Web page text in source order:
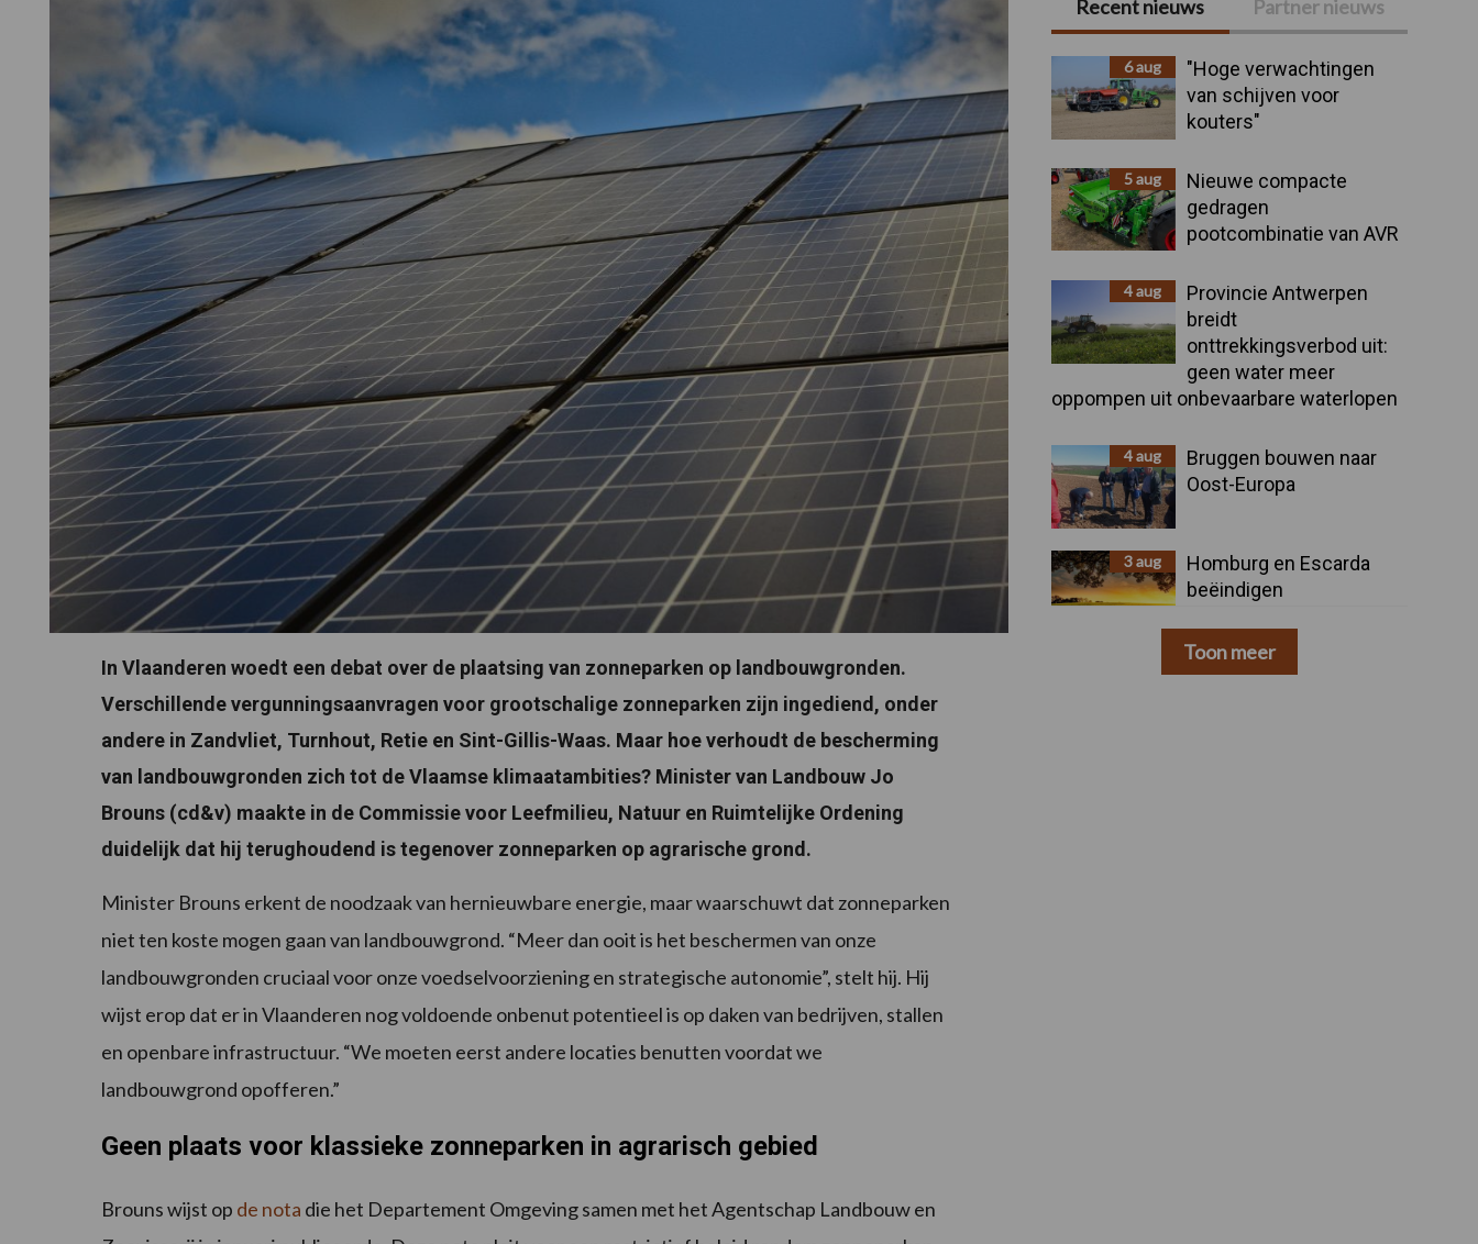
In Vlaanderen woedt een debat over de plaatsing van zonneparken op landbouwgronden.
Verschillende vergunningsaanvragen voor grootschalige zonneparken zijn ingediend, onder
andere in Zandvliet, Turnhout, Retie en Sint-Gillis-Waas. Maar hoe verhoudt de bescherming
van landbouwgronden zich tot de Vlaamse klimaatambities? Minister van Landbouw Jo
Brouns (cd&v) maakte in de Commissie voor Leefmilieu, Natuur en Ruimtelijke Ordening
duidelijk dat hij terughoudend is tegenover zonneparken op agrarische grond.
Minister Brouns erkent de noodzaak van hernieuwbare energie, maar waarschuwt dat zonneparken
niet ten koste mogen gaan van landbouwgrond. “Meer dan ooit is het beschermen van onze
landbouwgronden cruciaal voor onze voedselvoorziening en strategische autonomie”, stelt hij. Hij
wijst erop dat er in Vlaanderen nog voldoende onbenut potentieel is op daken van bedrijven, stallen
en openbare infrastructuur. “We moeten eerst andere locaties benutten voordat we
landbouwgrond opofferen.”
Geen plaats voor klassieke zonneparken in agrarisch gebied
Brouns wijst op de nota die het Departement Omgeving samen met het Agentschap Landbouw en
Primaire
Sidebar
Recent nieuws Partner nieuws
6 aug
"Hoge verwachtingen
van schijven voor
kouters"
5 aug
Nieuwe compacte
gedragen
pootcombinatie van AVR
4 aug
Provincie Antwerpen
breidt
onttrekkingsverbod uit:
geen water meer
oppompen uit onbevaarbare waterlopen
4 aug
Bruggen bouwen naar
Oost-Europa
3 aug
Homburg en Escarda
beëindigen
Toon meer